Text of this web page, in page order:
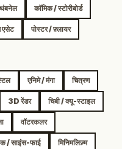
कॉमिक / स्टोरीबोर्ड
एसेट पोस्टर / फ़्लायर
एनिमे / मंगा चित्रण
3D रेंडर चिबी / क्यू-स्टाइल
वॉटरकलर
/ साइंस-फाई मिनिमलिज़्म